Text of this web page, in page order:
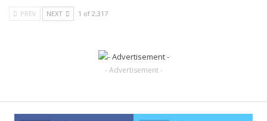
PREV NEXT 1 of 2,317
- Advertisement -